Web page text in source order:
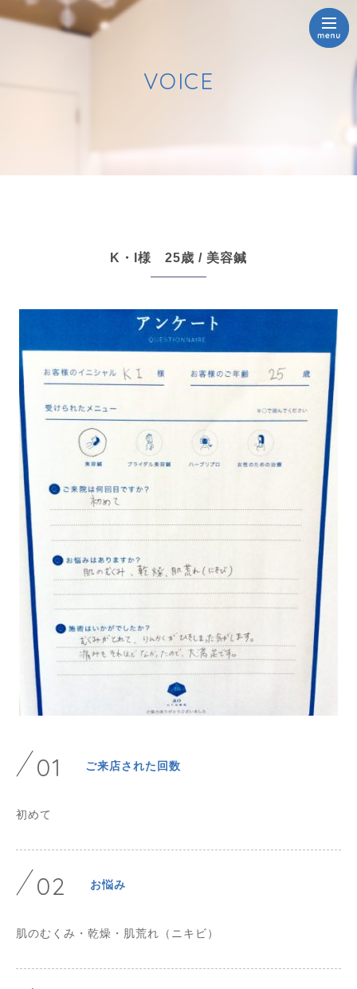
VOICE
K・I様 25歳 / 美容鍼
01 ご来店された回数
初めて
02 お悩み
肌のむくみ・乾燥・肌荒れ（ニキビ）